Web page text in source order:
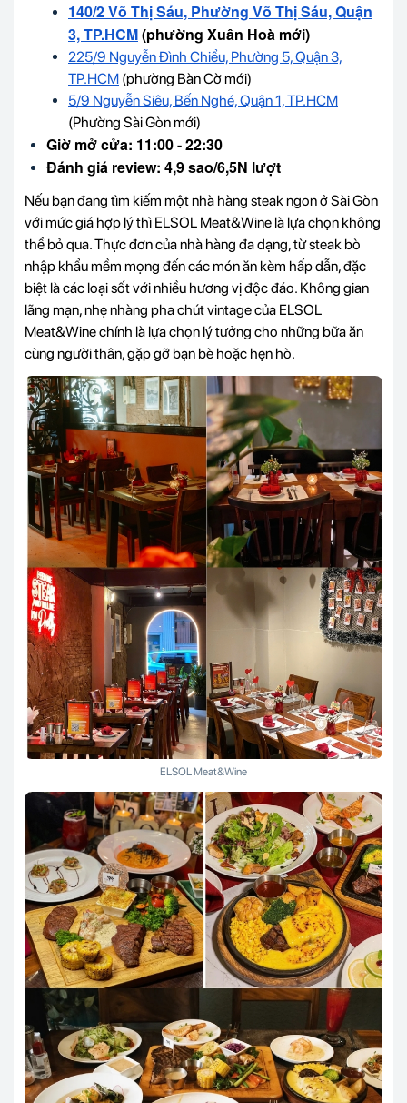
140/2 Võ Thị Sáu, Phường Võ Thị Sáu, Quận
3, TP.HCM(phường Xuân Hoà mới)
225/9 Nguyễn Đình Chiểu, Phường 5, Quận 3,
TP.HCM (phường Bàn Cờ mới)
5/9 Nguyễn Siêu, Bến Nghé, Quận 1, TP.HCM
(Phường Sài Gòn mới)
Giờ mở cửa: 11:00 - 22:30
Đánh giá review: 4,9 sao/6,5N lượt
Nếu bạn đang tìm kiếm một nhà hàng steak ngon ở Sài Gòn
với mức giá hợp lý thì ELSOL Meat&Wine là lựa chọn không
thể bỏ qua. Thực đơn của nhà hàng đa dạng, từ steak bò
nhập khẩu mềm mọng đến các món ăn kèm hấp dẫn, đặc
biệt là các loại sốt với nhiều hương vị độc đáo. Không gian
lãng mạn, nhẹ nhàng pha chút vintage của ELSOL
Meat&Wine chính là lựa chọn lý tưởng cho những bữa ăn
cùng người thân, gặp gỡ bạn bè hoặc hẹn hò.
ELSOL Meat&Wine